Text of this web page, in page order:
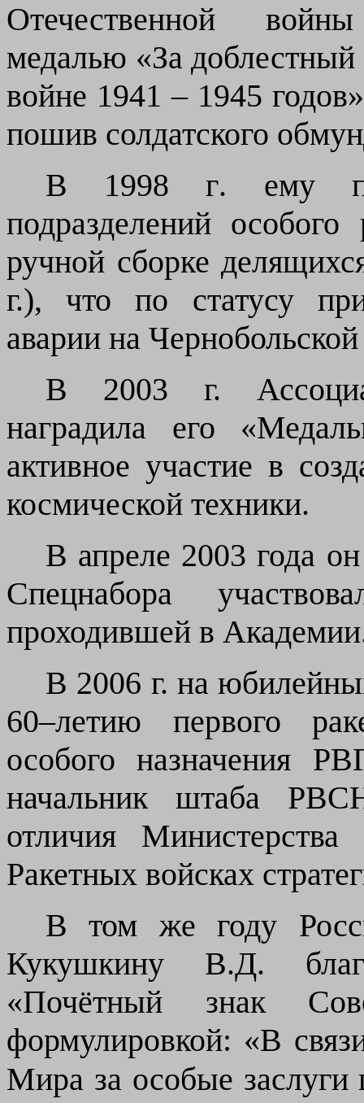
Отечественной
медалью «За
войне 1941 – 1945
пошив солдатского
В 1998 г. ему
подразделений
ручной сборке
г.), что по статусу
аварии на
В 2003 г.
наградила его
активное участие в
космической техники.
В апреле 2003 года
Спецнабора
проходившей в
В 2006 г. на
60–летию первого
особого назначения
начальник штаба
отличия
Ракетных войсках
В том же году
Кукушкину В.Д.
«Почётный знак
формулировкой: «В
Мира за особые заслуги